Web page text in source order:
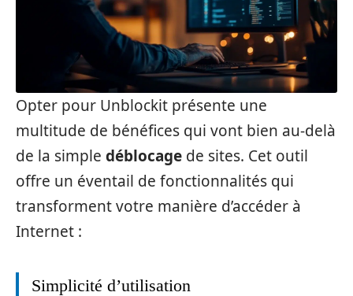
Opter pour Unblockit présente une
multitude de bénéfices qui vont bien au-delà
de la simple déblocage de sites. Cet outil
offre un éventail de fonctionnalités qui
transforment votre manière d’accéder à
Internet :
Simplicité d’utilisation